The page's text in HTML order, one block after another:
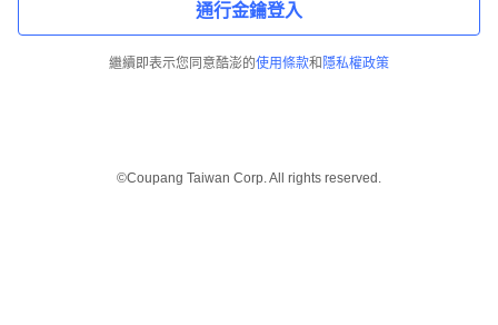
通行金鑰登入
繼續即表示您同意酷澎的使用條款和 隱私權政策
©Coupang Taiwan Corp. All rights reserved.